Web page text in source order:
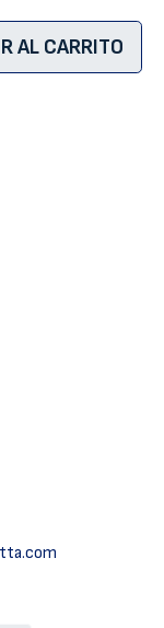
AL CARRITO